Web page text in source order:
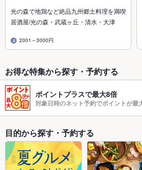
光の森で地鶏など絶品九州郷土料理を満喫
居酒屋/光の森・武蔵ヶ丘・清水・大津
2001～3000円
お得な特集から探す・予約する
ポイントプラスで最大8倍
対象日時のネット予約でポイントが最
目的から探す・予約する